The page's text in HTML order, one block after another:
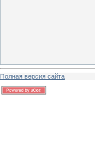
Полная версия сайта